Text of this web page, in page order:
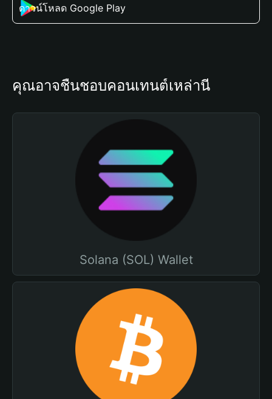
ดาวน์โหลด Google Play
คุณอาจชื่นชอบคอนเทนต์เหล่านี้
Solana (SOL) Wallet